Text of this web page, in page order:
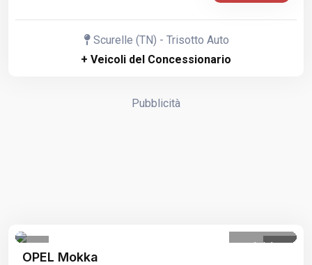
Scurelle (TN) - Trisotto Auto
+ Veicoli del Concessionario
Pubblicità
1 /1
OPEL Mokka